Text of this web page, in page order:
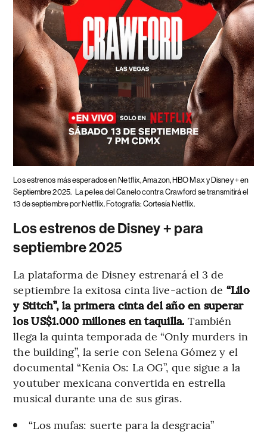
Los estrenos más esperados en Netflix, Amazon, HBO Max y Disney + en
Septiembre 2025.
La pelea del Canelo contra Crawford se transmitirá el
13 de septiembre por Netflix. Fotografía: Cortesía Netflix.
Los estrenos de Disney + para
septiembre 2025
La plataforma de Disney estrenará el 3 de
septiembre la exitosa cinta live-action de “Lilo
y Stitch”, la primera cinta del año en superar
los US$1.000 millones en taquilla. También
llega la quinta temporada de “Only murders in
the building”, la serie con Selena Gómez y el
documental “Kenia Os: La OG”, que sigue a la
youtuber mexicana convertida en estrella
musical durante una de sus giras.
“Los mufas: suerte para la desgracia”